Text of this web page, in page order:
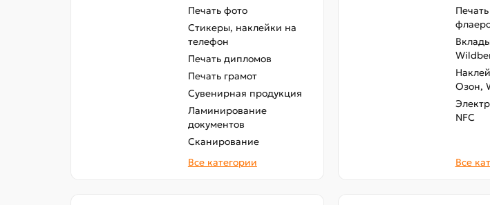
Печать фото
Стикеры, наклейки на
телефон
Печать дипломов
Печать грамот
Сувенирная продукция
Ламинирование
документов
Сканирование
Все категории
Озон,
NFC
Все